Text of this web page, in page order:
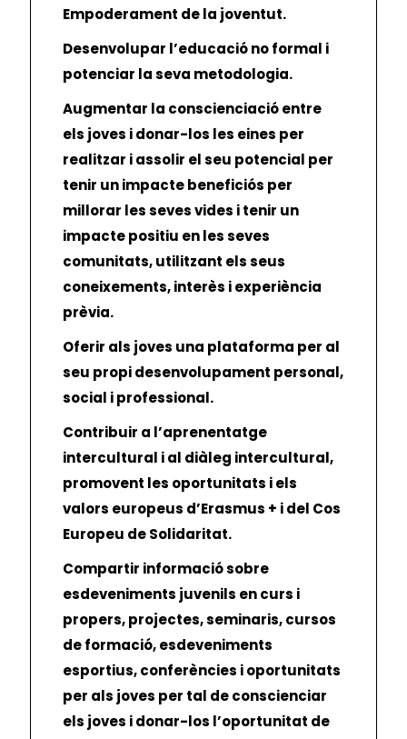
Empoderament de la joventut.
Desenvolupar l’educació no formal i
potenciar la seva metodologia.
Augmentar la conscienciació entre
els joves i donar-los les eines per
realitzar i assolir el seu potencial per
tenir un impacte beneficiós per
millorar les seves vides i tenir un
impacte positiu en les seves
comunitats, utilitzant els seus
coneixements, interès i experiència
prèvia.
Oferir als joves una plataforma per al
seu propi desenvolupament personal,
social i professional.
Contribuir a l’aprenentatge
intercultural i al diàleg intercultural,
promovent les oportunitats i els
valors europeus d’Erasmus + i del Cos
Europeu de Solidaritat.
Compartir informació sobre
esdeveniments juvenils en curs i
propers, projectes, seminaris, cursos
de formació, esdeveniments
esportius, conferències i oportunitats
per als joves per tal de conscienciar
els joves i donar-los l’oportunitat de